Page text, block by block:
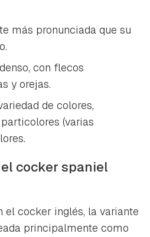
favorito, primero has de
de Hogarmanía.
CANCELAR
más pronunciada que su
con flecos
y orejas.
de colores,
(varias
cocker spaniel
el cocker inglés, la variante
principalmente como
a nuestro boletín.